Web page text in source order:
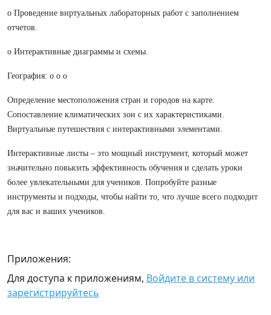
o Проведение виртуальных лабораторных работ с заполнением
отчетов.
o Интерактивные диаграммы и схемы.
География: o o o
Определение местоположения стран и городов на карте.
Сопоставление климатических зон с их характеристиками.
Виртуальные путешествия с интерактивными элементами.
Интерактивные листы – это мощный инструмент, который может
значительно повысить эффективность обучения и сделать уроки
более увлекательными для учеников. Попробуйте разные
инструменты и подходы, чтобы найти то, что лучше всего подходит
для вас и ваших учеников.
Приложения:
Для доступа к приложениям, Войдите в систему или
зарегистрируйтесь